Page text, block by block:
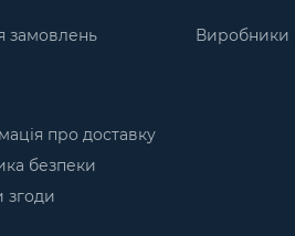
замовлень Виробники
про доставку
безпеки
згоди